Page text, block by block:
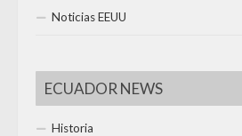
Noticias EEUU
ECUADOR NEWS
Historia